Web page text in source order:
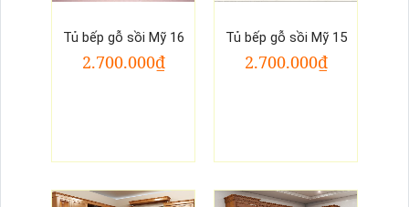
Tủ bếp gỗ sồi Mỹ 16
2.700.000₫
Tủ bếp gỗ sồi Mỹ 15
2.700.000₫